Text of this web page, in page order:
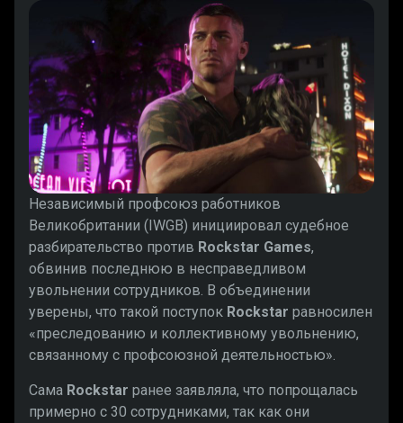
Независимый профсоюз работников
Великобритании (IWGB) инициировал судебное
разбирательство против Rockstar Games,
обвинив последнюю в несправедливом
увольнении сотрудников. В объединении
уверены, что такой поступок Rockstar равносилен
«преследованию и коллективному увольнению,
связанному с профсоюзной деятельностью».
Сама Rockstar ранее заявляла, что попрощалась
примерно с 30 сотрудниками, так как они